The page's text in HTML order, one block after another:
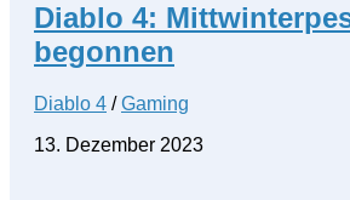
Diablo 4:
begonnen
Diablo 4 /Gaming
13. Dezember 2023